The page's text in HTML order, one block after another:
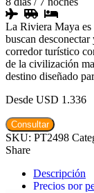
La Riviera Maya es
buscan
corredor turístico
de la civilización
destino diseñado
USD 1.336
RIVIERA
MAYA
cantidad
Consultar
SKU: PT2498
Share
Descripción
Precios por